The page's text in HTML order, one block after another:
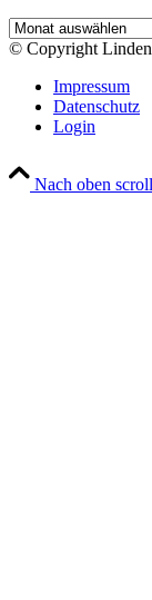
Archiv
© Copyright
Impressum
Datenschutz
Login
Nach oben